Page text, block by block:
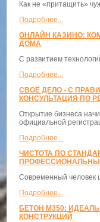
Как не «притащить»
Подробнее...
ОНЛАЙН КАЗИНО:
ДОМА
С развитием
Подробнее...
СВОЁ ДЕЛО - С
КОНСУЛЬТАЦИЯ ПО
Открытие бизнеса
официальной
Подробнее...
ЧИСТОТА ПО
Современный человек
Подробнее...
БЕТОН М350:
КОНСТРУКЦИЙ